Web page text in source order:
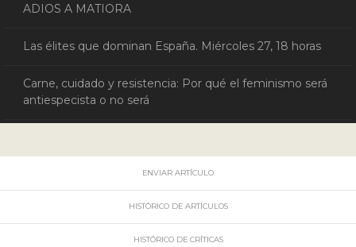
ADIOS A MATIORA
Las élites que dominan España. Miércoles 27, 18 horas
Carne, cuidado y resistencia: Por qué el feminismo será
antiespecista o no será
ENVIAR ARTÍCULO
HISTÓRICO DE ARTÍCULOS
HISTÓRICO DE CRÍTICAS